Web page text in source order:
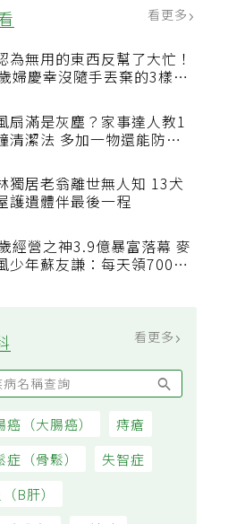
為無用的東西反幫了大忙！
歲婦慶幸沒隨手丟棄的3樣物
扇滿是灰塵？家事達人教1
著
獨居老翁離世無人知 13犬
經營之神3.9億暴富落幕 麥